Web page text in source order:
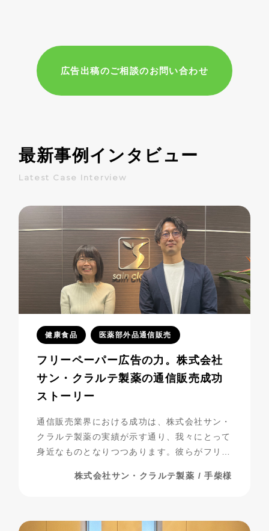
広告出稿のご相談のお問い合わせ
最新事例インタビュー
Latest Case Interview
健康食品 医薬部外品通信販売
フリーペーパー広告の力。株式会社
サン・クラルテ製薬の通信販売成功
ストーリー
通信販売業界における成功は、株式会社サン・
クラルテ製薬の実績が示す通り、我々にとって
身近なものとなりつつあります。彼らがフリー
過程には、多くの挑戦と努力が詰まっていま
株式会社サン・クラルテ製薬 / 手柴様